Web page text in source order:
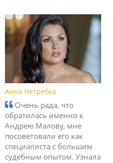
Анна Нетребко
Очень рада, что
обратилась именно к
Андрею Малову, мне
посоветовали его как
специалиста с большим
судебным опытом. Узнала